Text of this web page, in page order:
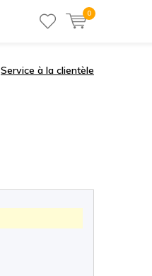
0
Service à la clientèle